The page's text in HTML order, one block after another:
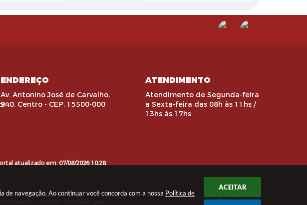
de navegação. Ao continuar você concorda com a nossa Política de
ACEITAR
ENDEREÇO
Av. Antonino José de Carvalho,
940, Centro - CEP: 15300-000
ATENDIMENTO
Atendimento de Segunda-feira
a Sexta-feira das 08h às 11hs /
13hs às 17hs
atualizado em: 07/08/2026 10:28